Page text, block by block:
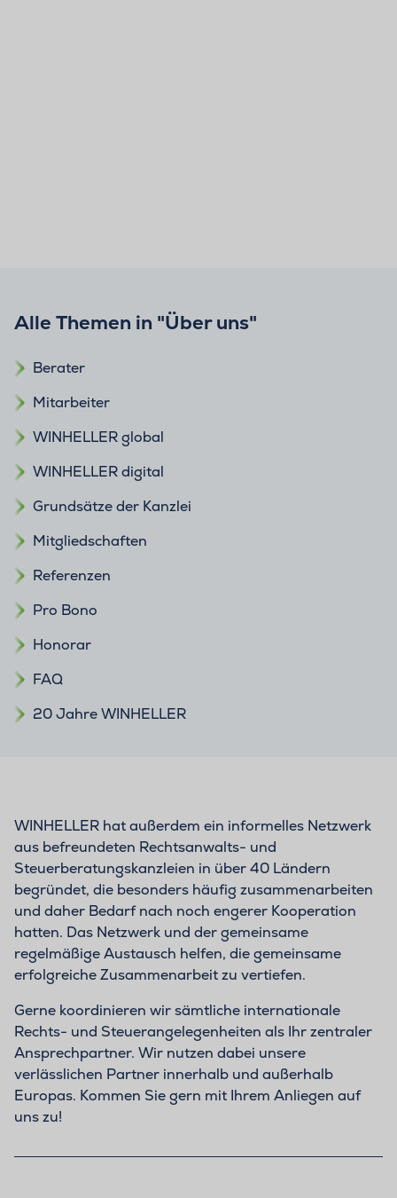
Alle Themen in "Über uns"
Berater
Mitarbeiter
WINHELLER global
WINHELLER digital
Grundsätze der Kanzlei
Mitgliedschaften
Referenzen
Pro Bono
Honorar
FAQ
20 Jahre WINHELLER
WINHELLER hat außerdem ein informelles Netzwerk
aus befreundeten Rechtsanwalts- und
Steuerberatungskanzleien in über 40 Ländern
begründet, die besonders häufig zusammenarbeiten
und daher Bedarf nach noch engerer Kooperation
hatten. Das Netzwerk und der gemeinsame
regelmäßige Austausch helfen, die gemeinsame
erfolgreiche Zusammenarbeit zu vertiefen.
Gerne koordinieren wir sämtliche internationale
Rechts- und Steuerangelegenheiten als Ihr zentraler
Ansprechpartner. Wir nutzen dabei unsere
verlässlichen Partner innerhalb und außerhalb
Europas. Kommen Sie gern mit Ihrem Anliegen auf
uns zu!